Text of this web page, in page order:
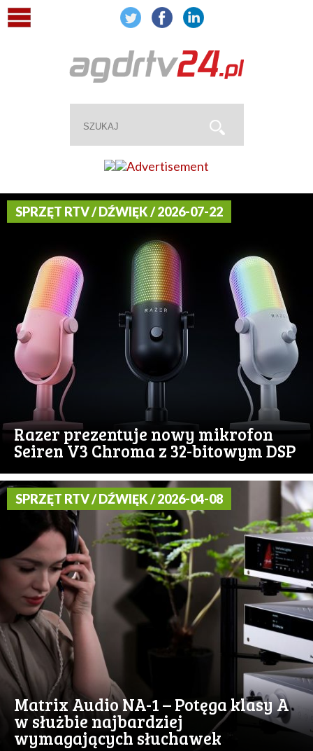
SPRZĘT RTV / DŹWIĘK / 2026-07-22
Razer prezentuje nowy mikrofon
Seiren V3 Chroma z 32-bitowym DSP
SPRZĘT RTV / DŹWIĘK / 2026-04-08
Matrix Audio NA-1 – Potęga klasy A
w służbie najbardziej
wymagających słuchawek